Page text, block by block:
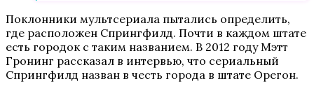
Поклонники мультсериала пытались определить,
где расположен Спрингфилд. Почти в каждом штате
есть городок с таким названием. В 2012 году Мэтт
Гронинг рассказал в интервью, что сериальный
Спрингфилд назван в честь города в штате Орегон.